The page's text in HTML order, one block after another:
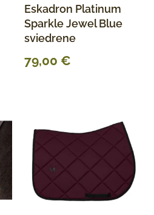
Eskadron Platinum
Sparkle Jewel Blue
sviedrene
79,00 €